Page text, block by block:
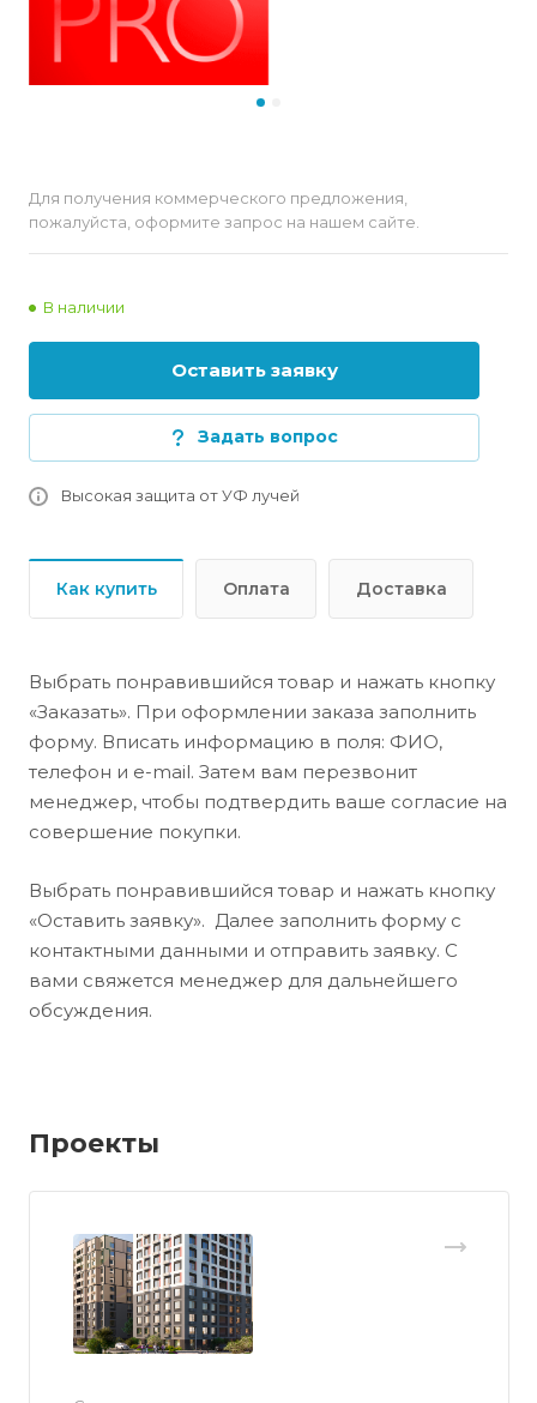
Для получения коммерческого предложения,
пожалуйста, оформите запрос на нашем сайте.
В наличии
Оставить заявку
Задать вопрос
Высокая защита от УФ лучей
Как купить Оплата Доставка
Выбрать понравившийся товар и нажать кнопку
«Заказать». При оформлении заказа заполнить
форму. Вписать информацию в поля: ФИО,
телефон и e-mail. Затем вам перезвонит
менеджер, чтобы подтвердить ваше согласие на
совершение покупки.
Выбрать понравившийся товар и нажать кнопку
«Оставить заявку». Далее заполнить форму с
контактными данными и отправить заявку. С
вами свяжется менеджер для дальнейшего
обсуждения.
Проекты